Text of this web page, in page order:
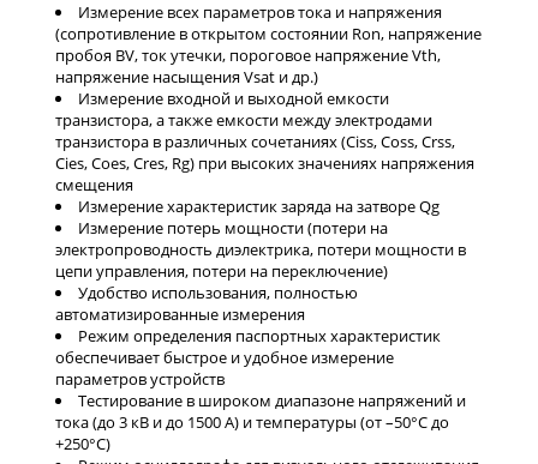
Измерение всех параметров тока и напряжения
(сопротивление в открытом состоянии Ron, напряжение
пробоя BV, ток утечки, пороговое напряжение Vth,
напряжение насыщения Vsat и др.)
Измерение входной и выходной емкости
транзистора, а также емкости между электродами
транзистора в различных сочетаниях (Ciss, Coss, Crss,
Cies, Coes, Cres, Rg) при высоких значениях напряжения
смещения
Измерение характеристик заряда на затворе Qg
Измерение потерь мощности (потери на
электропроводность диэлектрика, потери мощности в
цепи управления, потери на переключение)
Удобство использования, полностью
автоматизированные измерения
Режим определения паспортных характеристик
обеспечивает быстрое и удобное измерение
параметров устройств
Тестирование в широком диапазоне напряжений и
тока (до 3 кВ и до 1500 А) и температуры (от –50°C до
+250°C)